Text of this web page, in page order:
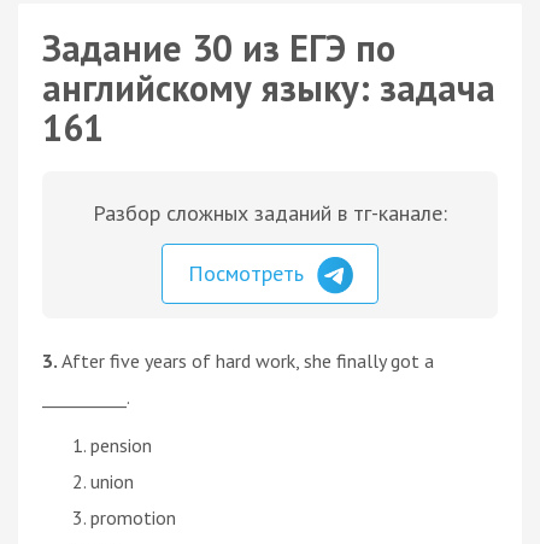
Задание 30 из ЕГЭ по
английскому языку: задача
161
Разбор сложных заданий в тг-канале:
Посмотреть
3. After five years of hard work, she finally got a
__________.
pension
union
promotion